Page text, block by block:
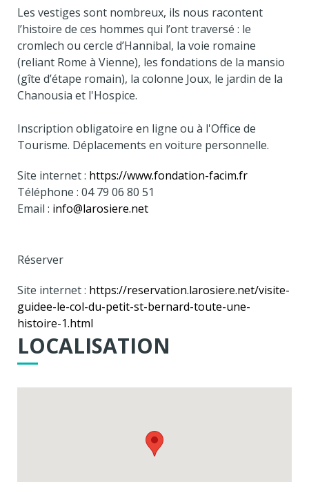
Les vestiges sont nombreux, ils nous racontent
l’histoire de ces hommes qui l’ont traversé : le
cromlech ou cercle d’Hannibal, la voie romaine
(reliant Rome à Vienne), les fondations de la mansio
(gîte d’étape romain), la colonne Joux, le jardin de la
Chanousia et l'Hospice.
Inscription obligatoire en ligne ou à l'Office de
Tourisme. Déplacements en voiture personnelle.
Site internet : https://www.fondation-facim.fr
Téléphone : 04 79 06 80 51
Email : info@larosiere.net
Réserver
Site internet : https://reservation.larosiere.net/visite-
guidee-le-col-du-petit-st-bernard-toute-une-
histoire-1.html
LOCALISATION